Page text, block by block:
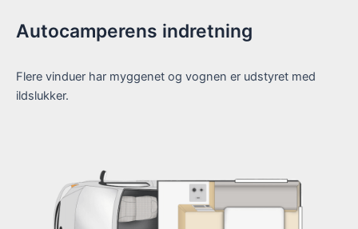
Autocamperens indretning
Flere vinduer har myggenet og vognen er udstyret med
ildslukker.